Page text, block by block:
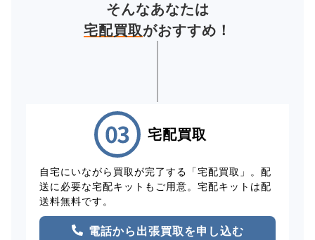
そんなあなたは
宅配買取がおすすめ！
宅配買取
自宅にいながら買取が完了する「宅配買取」。配
送に必要な宅配キットもご用意。宅配キットは配
送料無料です。
電話から出張買取を申し込む